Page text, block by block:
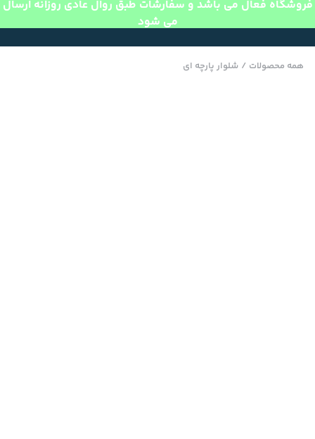
فروشگاه فعال می باشد و سفارشات طبق روال عادی روزانه ارسال
می شود
همه محصولات / شلوار پارچه ای